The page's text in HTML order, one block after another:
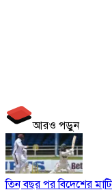
আরও পড়ুন
তিন বছর পর বিদেশের